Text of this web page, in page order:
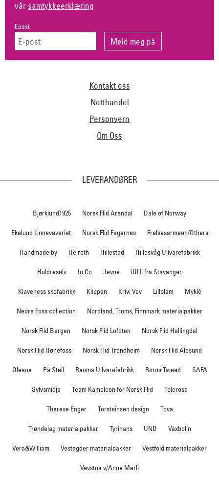
vår samtykkeerklæring
Epost
Kontakt oss
Netthandel
Personvern
Om Oss
LEVERANDØRER
Bjørklund1925 Norsk Flid Arendal Dale of Norway
Ekelund Linneveveriet Norsk Flid Fagernes Frelsesarmeen/Others
Handmade by Heireth Hillestad Hillesvåg Ullvarefabrikk
Huldresølv In Co Jevne iULL fra Stavanger
Klaveness skofabrikk Klippan Krivi Vev Lillelam Myklé
Nedre Foss collection Nordland, Troms, Finnmark materialpakker
Norsk Flid Bergen Norsk Flid Lofoten Norsk Flid Hallingdal
Norsk Flid Hønefoss Norsk Flid Trondheim Norsk Flid Ålesund
Oleana På Stell Rauma Ullvarefabrikk Røros Tweed SAFA
Sylvsmidja Team Kameleon for Norsk Flid Telerosa
Therese Enger Torsteinsen design Tova
Trøndelag materialpakker Tyrihans UND Växbolin
Vera&William Vestagder materialpakker Vestfold materialpakker
Vevstua v/Anne Merli